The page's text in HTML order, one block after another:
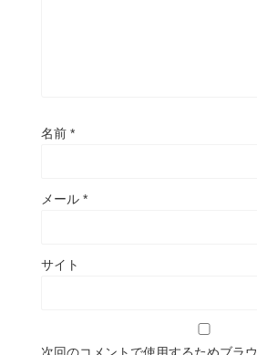
名前 *
メール *
サイト